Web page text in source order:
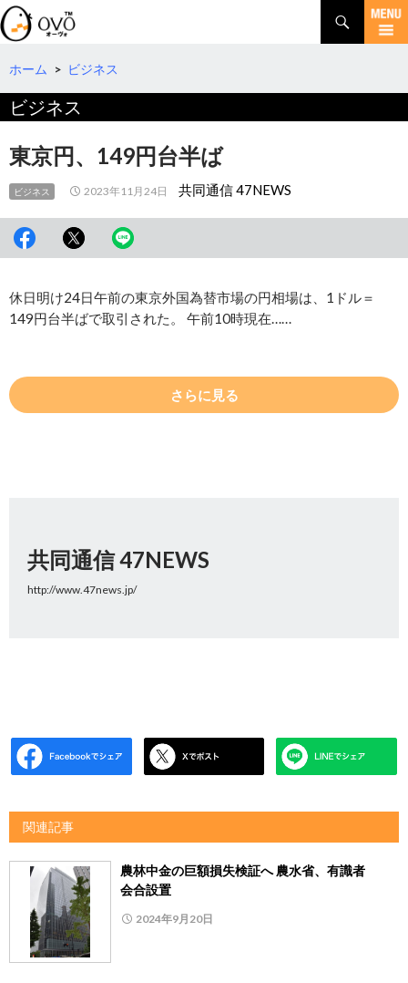
検
索
コ
テ
へ
移
動
ホーム > ビジネス
ビジネス
東京円、149円台半ば
ビジネス 2023年11月24日 共同通信 47NEWS
休日明け24日午前の東京外国為替市場の円相場は、1ドル＝
149円台半ばで取引された。 午前10時現在……
さらに見る
共同通信 47NEWS
http://www.47news.jp/
関連記事
農林中金の巨額損失検証へ 農水省、有識者
会合設置
2024年9月20日